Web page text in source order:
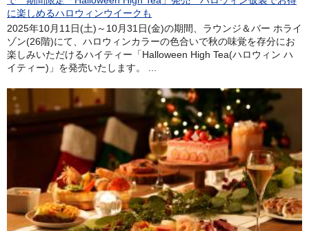
に楽しめるハロウィンウイークも
2025年10月11日(土)～10月31日(金)の期間、ラウンジ＆バー ホライ
ゾン(26階)にて、ハロウィンカラーの色合いで秋の味覚を存分にお
楽しみいただけるハイティー「Halloween High Tea(ハロウィン ハ
イティー)」を発売いたします。 ...